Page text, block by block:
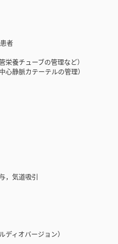
者
養チューブの管理など）
静脈カテーテルの管理）
，気道吸引
ィオバージョン）